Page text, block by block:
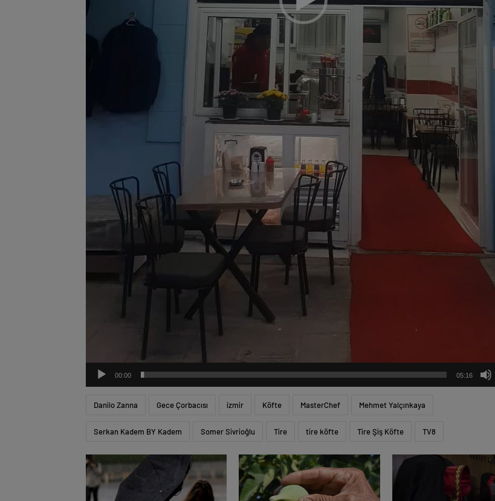
00:00 05:16
Danilo Zanna Gece Çorbacısı izmir Köfte MasterChef Mehmet Yalçınkaya
Serkan Kadem BY Kadem Somer Sivrioğlu Tire tire köfte Tire Şiş Köfte TV8